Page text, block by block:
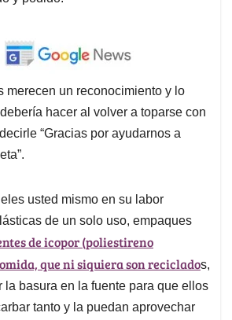
merecen un reconocimiento y lo
hacer al volver a toparse con
“Gracias por ayudarnos a
usted mismo en su labor
de un solo uso, empaques
de icopor (poliestireno
que ni siquiera son reciclados,
la basura en la fuente para que ellos
tanto y la puedan aprovechar